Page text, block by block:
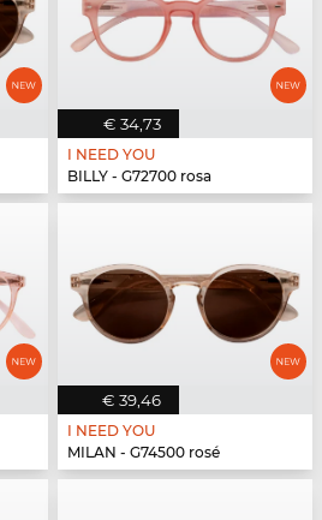
€ 34,73
I NEED YOU
BILLY - G72700 rosa
€ 39,46
I NEED YOU
MILAN - G74500 rosé